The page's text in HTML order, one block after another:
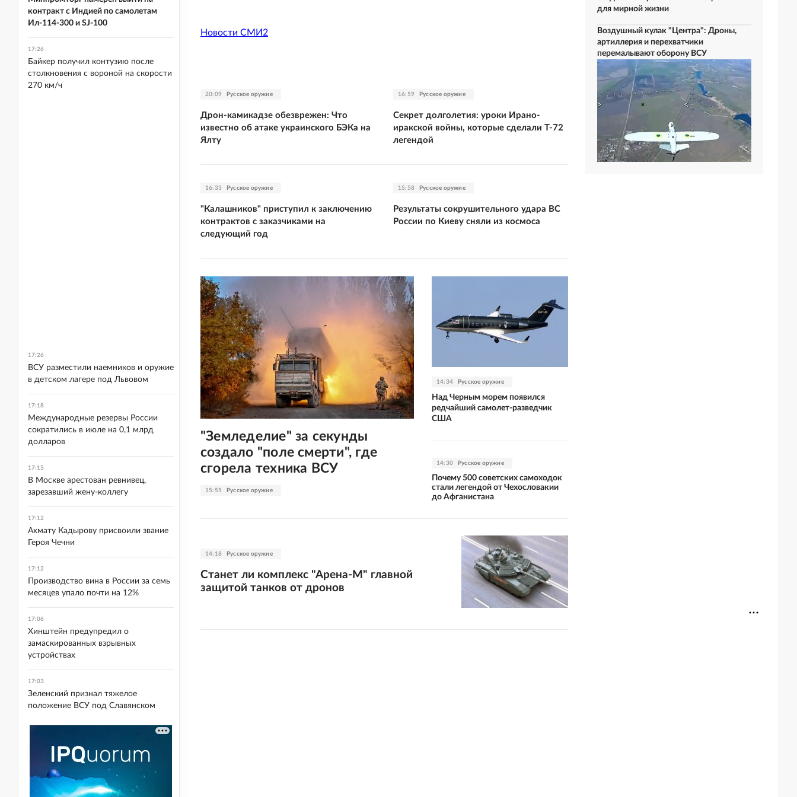
Новости СМИ2
20:09 Русское оружие
Дрон-камикадзе обезврежен: Что
известно об атаке украинского БЭКа на
Ялту
16:59 Русское оружие
Секрет долголетия: уроки Ирано-
иракской войны, которые сделали Т-72
легендой
16:33 Русское оружие
"Калашников" приступил к заключению
контрактов с заказчиками на
следующий год
15:58 Русское оружие
Результаты сокрушительного удара ВС
России по Киеву сняли из космоса
15:55 Русское оружие
"Земледелие" за секунды
создало "поле смерти", где
сгорела техника ВСУ
14:34 Русское оружие
Над Черным морем появился
редчайший самолет-разведчик
США
14:30 Русское оружие
Почему 500 советских самоходок
стали легендой от Чехословакии
до Афганистана
14:18 Русское оружие
Станет ли комплекс "Арена-М" главной
защитой танков от дронов
для мирной жизни
Воздушный кулак "Центра": Дроны,
артиллерия и перехватчики
перемалывают оборону ВСУ
контракт с Индией по самолетам
Ил-114-300 и SJ-100
17:26
Байкер получил контузию после
столкновения с вороной на скорости
270 км/ч
17:26
ВСУ разместили наемников и оружие
в детском лагере под Львовом
17:18
Международные резервы России
сократились в июле на 0,1 млрд
долларов
17:15
В Москве арестован ревнивец,
зарезавший жену-коллегу
17:12
Ахмату Кадырову присвоили звание
Героя Чечни
17:12
Производство вина в России за семь
месяцев упало почти на 12%
17:06
Хинштейн предупредил о
замаскированных взрывных
устройствах
17:03
Зеленский признал тяжелое
положение ВСУ под Славянском